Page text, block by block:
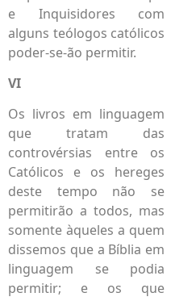
e Inquisidores com
alguns teólogos católicos
poder-se-ão permitir.
VI
Os livros em linguagem
que tratam das
controvérsias entre os
Católicos e os hereges
deste tempo não se
permitirão a todos, mas
somente àqueles a quem
dissemos que a Bíblia em
linguagem se podia
permitir; e os que